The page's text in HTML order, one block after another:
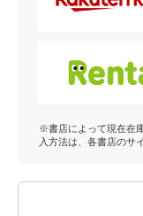
※書店によって現在在
入方法は、各書店のサ